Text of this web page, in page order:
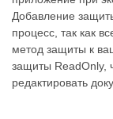
Добавление
процесс, так как
метод защиты к
защиты ReadOnly,
редактировать